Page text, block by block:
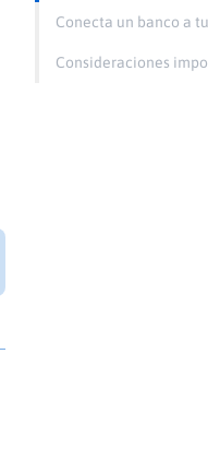
Conecta un banco a
Consideraciones